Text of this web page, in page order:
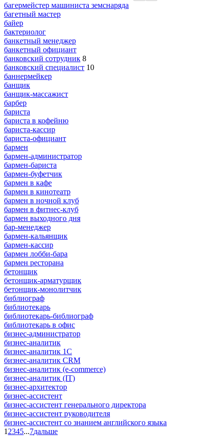
багермейстер машиниста земснаряда
багетный мастер
байер
бактериолог
банкетный менеджер
банкетный официант
банковский сотрудник 8
банковский специалист 10
баннермейкер
банщик
банщик-массажист
барбер
бариста
бариста в кофейню
бариста-кассир
бариста-официант
бармен
бармен-администратор
бармен-бариста
бармен-буфетчик
бармен в кафе
бармен в кинотеатр
бармен в ночной клуб
бармен в фитнес-клуб
бармен выходного дня
бар-менеджер
бармен-кальянщик
бармен-кассир
бармен лобби-бара
бармен ресторана
бетонщик
бетонщик-арматурщик
бетонщик-монолитчик
библиограф
библиотекарь
библиотекарь-библиограф
библиотекарь в офис
бизнес-администратор
бизнес-аналитик
бизнес-аналитик 1С
бизнес-аналитик CRM
бизнес-аналитик (e-commerce)
бизнес-аналитик (IT)
бизнес-архитектор
бизнес-ассистент
бизнес-ассистент генерального директора
бизнес-ассистент руководителя
бизнес-ассистент со знанием английского языка
1 2345...7дальше